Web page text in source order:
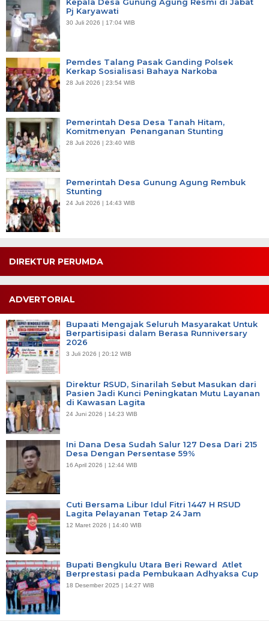
Kepala Desa Gunung Agung Resmi di Jabat
Pj Karyawati
30 Juli 2026 | 17:04 WIB
Pemdes Talang Pasak Ganding Polsek
Kerkap Sosialisasi Bahaya Narkoba
28 Juli 2026 | 23:54 WIB
Pemerintah Desa Desa Tanah Hitam,
Komitmenyan Penanganan Stunting
28 Juli 2026 | 23:40 WIB
Pemerintah Desa Gunung Agung Rembuk
Stunting
24 Juli 2026 | 14:43 WIB
DIREKTUR PERUMDA
ADVERTORIAL
Bupaati Mengajak Seluruh Masyarakat Untuk
Berpartisipasi dalam Berasa Runniversary
2026
3 Juli 2026 | 20:12 WIB
Direktur RSUD, Sinarilah Sebut Masukan dari
Pasien Jadi Kunci Peningkatan Mutu Layanan
di Kawasan Lagita
24 Juni 2026 | 14:23 WIB
Ini Dana Desa Sudah Salur 127 Desa Dari 215
Desa Dengan Persentase 59%
16 April 2026 | 12:44 WIB
Cuti Bersama Libur Idul Fitri 1447 H RSUD
Lagita Pelayanan Tetap 24 Jam
12 Maret 2026 | 14:40 WIB
Bupati Bengkulu Utara Beri Reward Atlet
Berprestasi pada Pembukaan Adhyaksa Cup
18 Desember 2025 | 14:27 WIB